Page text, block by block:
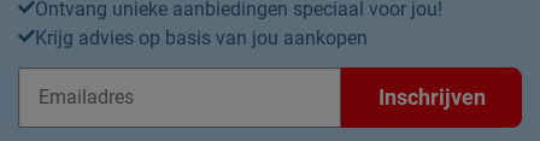
Ontvang unieke aanbiedingen speciaal voor jou!
Krijg advies op basis van jou aankopen
Inschrijven